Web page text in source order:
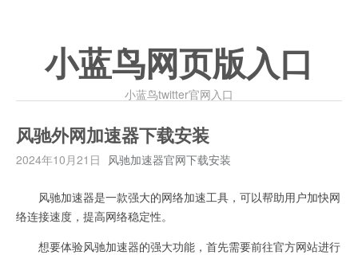
小蓝鸟网页版入口
小蓝鸟twitter官网入口
风驰外网加速器下载安装
2024年10月21日 风驰加速器官网下载安装
风驰加速器是一款强大的网络加速工具，可以帮助用户加快网
络连接速度，提高网络稳定性。
想要体验风驰加速器的强大功能，首先需要前往官方网站进行